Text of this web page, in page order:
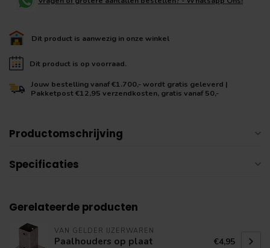
Dit product is aanwezig in onze winkel
Dit product is op voorraad.
Jouw bestelling vanaf €1.700,- wordt gratis geleverd |
Pakketpost €12,95 verzendkosten, gratis vanaf 50,-
Productomschrijving
Specificaties
Gerelateerde producten
VAN GELDER IJZERWAREN
Paalhouders op plaat €4,95